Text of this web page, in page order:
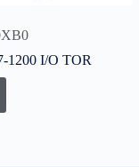
1200 I/O TOR